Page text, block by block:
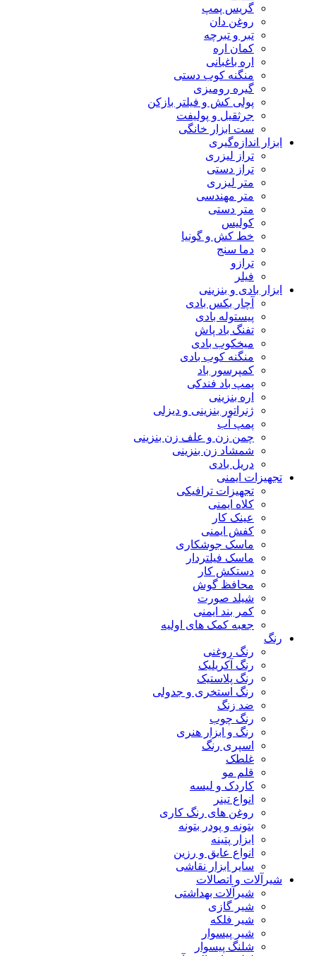
گریس پمپ
روغن دان
تبر و تبرچه
کمان اره
اره باغبانی
منگنه کوب دستی
گیره رومیزی
پولی کش و فیلتر بازکن
جرثقیل و پولیفت
ست ابزار خانگی
ابزار اندازه‌گیری
تراز لیزری
تراز دستی
متر لیزری
متر مهندسی
متر دستی
کولیس
خط کش و گونیا
دما سنج
ترازو
فیلر
ابزار بادی و بنزینی
آچار بکس بادی
پیستوله بادی
تفنگ باد پاش
میخکوب بادی
منگنه کوب بادی
کمپرسور باد
پمپ باد فندکی
اره بنزینی
ژنراتور بنزینی و دیزلی
پمپ آب
چمن زن و علف زن بنزینی
شمشاد زن بنزینی
دریل بادی
تجهیزات ایمنی
تجهیزات ترافیکی
کلاه ایمنی
عینک کار
کفش ایمنی
ماسک جوشکاری
ماسک فیلتردار
دستکش کار
محافظ گوش
شیلد صورت
کمر بند ایمنی
جعبه کمک های اولیه
رنگ
رنگ روغنی
رنگ آکریلیک
رنگ پلاستیک
رنگ استخری و جدولی
ضد زنگ
رنگ چوب
رنگ و ابزار هنری
اسپری رنگ
غلطک
قلم مو
کاردک و لیسه
انواع تینر
روغن های رنگ کاری
بتونه و پودر بتونه
ابزار پتینه
انواع عایق و رزین
سایر ابزار نقاشی
شیرآلات و اتصالات
شیرآلات بهداشتی
شیر گازی
شیر فلکه
شیر پیسوار
شلنگ پیسوار